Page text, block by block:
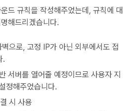
드 규칙을 작성해주었는데, 규칙에 대
해드리겠습니다.
으로, 고정 IP가 아닌 외부에서도 접
.
서버를 열어줄 예정이므로 사용자 지
정해주었습니다.
시 사용